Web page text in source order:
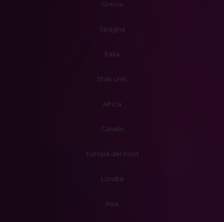
Grecia
Spagna
Italia
Stati uniti
Africa
Caraibi
Europa del nord
Londra
Asia